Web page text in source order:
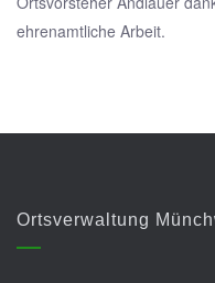
ehrenamtliche Arbeit.
Ortsverwaltung